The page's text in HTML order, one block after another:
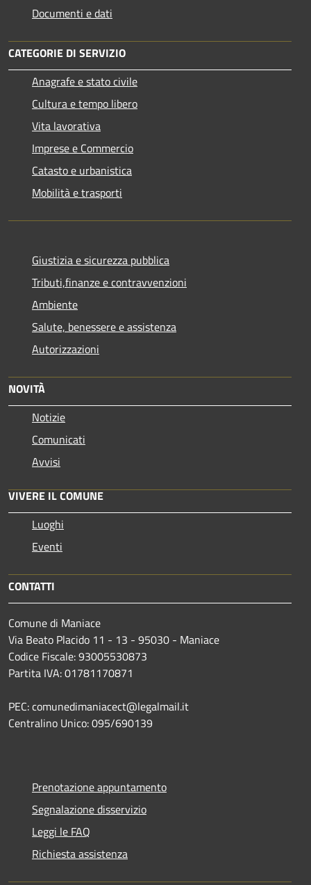
Documenti e dati
CATEGORIE DI SERVIZIO
Anagrafe e stato civile
Cultura e tempo libero
Vita lavorativa
Imprese e Commercio
Catasto e urbanistica
Mobilità e trasporti
Giustizia e sicurezza pubblica
Tributi,finanze e contravvenzioni
Ambiente
Salute, benessere e assistenza
Autorizzazioni
NOVITÀ
Notizie
Comunicati
Avvisi
VIVERE IL COMUNE
Luoghi
Eventi
CONTATTI
Comune di Maniace
Via Beato Placido 11 - 13 - 95030 - Maniace
Codice Fiscale: 93005530873
Partita IVA: 01781170871
PEC: comunedimaniacect@legalmail.it
Centralino Unico: 095/690139
Prenotazione appuntamento
Segnalazione disservizio
Leggi le FAQ
Richiesta assistenza